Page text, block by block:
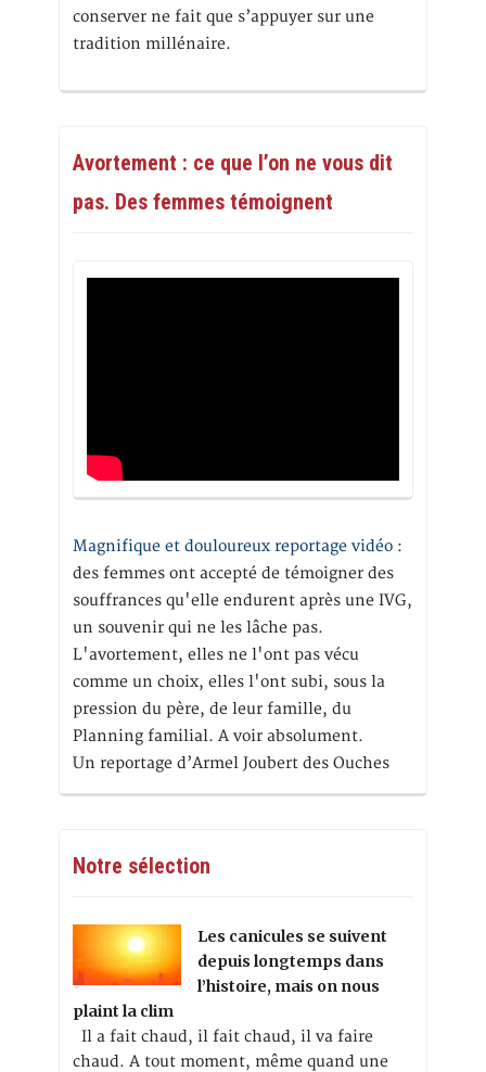
conserver ne fait que s’appuyer sur une
tradition millénaire.
Avortement : ce que l’on ne vous dit
pas. Des femmes témoignent
Magnifique et douloureux reportage vidéo :
des femmes ont accepté de témoigner des
souffrances qu'elle endurent après une IVG,
un souvenir qui ne les lâche pas.
L'avortement, elles ne l'ont pas vécu
comme un choix, elles l'ont subi, sous la
pression du père, de leur famille, du
Planning familial. A voir absolument.
Un reportage d’Armel Joubert des Ouches
Notre sélection
Les canicules se suivent
depuis longtemps dans
l’histoire, mais on nous
plaint la clim
Il a fait chaud, il fait chaud, il va faire
chaud. A tout moment, même quand une